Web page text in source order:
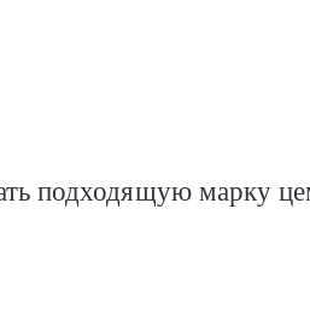
подходящую марку